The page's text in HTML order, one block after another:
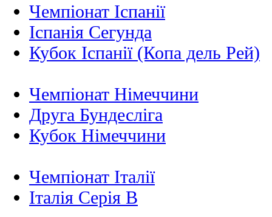
Чемпіонат Іспанії
Іспанія Сегунда
Кубок Іспанії (Копа дель Рей)
Чемпіонат Німеччини
Друга Бундесліга
Кубок Німеччини
Чемпіонат Італії
Італія Серія B